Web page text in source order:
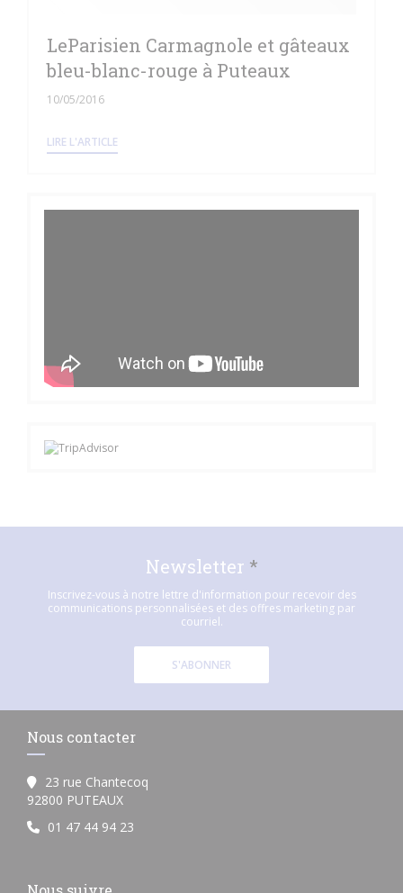
LeParisien Carmagnole et gâteaux
bleu-blanc-rouge à Puteaux
10/05/2016
LIRE L'ARTICLE
Newsletter *
Inscrivez-vous à notre lettre d'information pour recevoir des
communications personnalisées et des offres marketing par
courriel.
S'ABONNER
Nous contacter
23 rue Chantecoq
92800 PUTEAUX((ouvre une nouvelle fenêtre))
01 47 44 94 23